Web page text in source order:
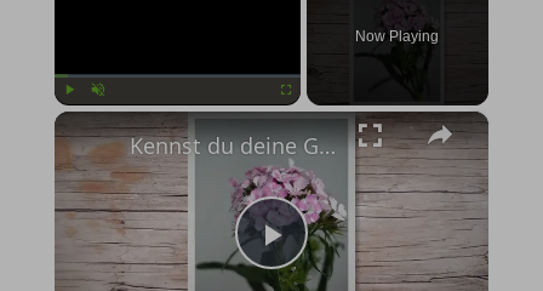
Now Playing
×
Play
Kennst du deine Geburtsblume?